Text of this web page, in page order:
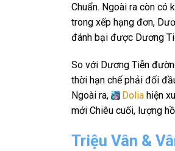
Chuẩn. Ngoài ra còn có
trong xếp hạng đơn,
đánh bại được Dương
So với Dương Tiễn
thời hạn chế phải đối
Ngoài ra,
Dolia hiện
mới Chiêu cuối, lượng
Triệu Vân &